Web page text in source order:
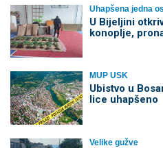
Uhapšena jedna
​U Bijeljini
konoplje,
MUP USK
Ubistvo u
lice uhapšeno
Velike gužve